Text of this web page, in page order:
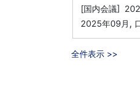
[国内会議]
2025年09月 ,
全件表示 >>